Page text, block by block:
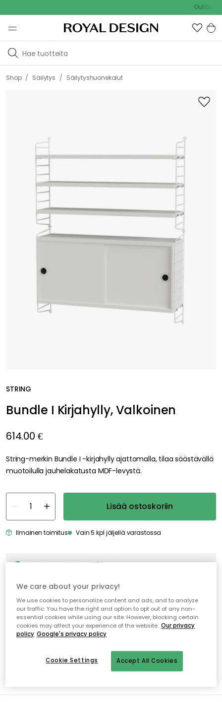
Outdoor
Shop / Säilytys / Säilytyshuonekalut
STRING
Bundle I Kirjahylly, Valkoinen
614.00 €
String-merkin Bundle I -kirjahylly ajattomalla, tilaa säästävällä
muotoilulla jauhelakatusta MDF-levystä.
Lisää ostoskoriin
Ilmainen toimitus Vain 5 kpl jäljellä varastossa
Ilmainen toimitus yli 79 €*
Avoin palautusoikeus 30 päivän ajan
We care about your privacy!
We use cookies to personalize content and ads, and to analyze
our traffic. You have the right and option to opt out of any non-
essential cookies while using our site. However, blocking certain
cookies may affect your experience of the website. Our privacy
policy Google's privacy policy
Accept All Cookies
Cookie Settings